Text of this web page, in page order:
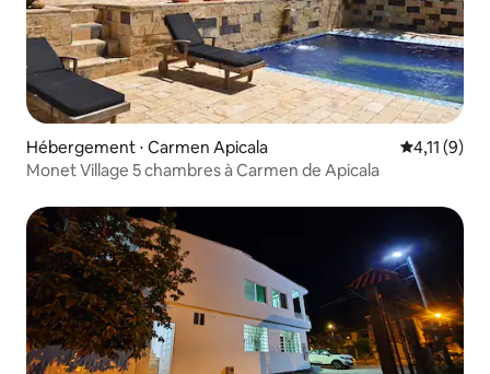
Hébergement ⋅ Carmen Apicala Évaluation
4,11 (9)
Monet Village 5 chambres à Carmen de Apicala